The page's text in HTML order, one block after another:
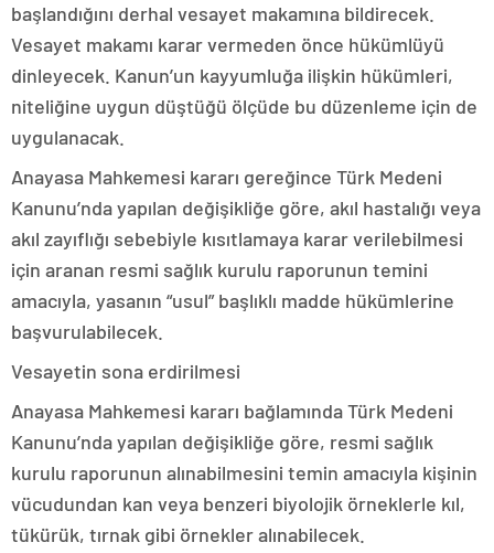
başlandığını derhal vesayet makamına bildirecek.
Vesayet makamı karar vermeden önce hükümlüyü
dinleyecek. Kanun’un kayyumluğa ilişkin hükümleri,
niteliğine uygun düştüğü ölçüde bu düzenleme için de
uygulanacak.
Anayasa Mahkemesi kararı gereğince Türk Medeni
Kanunu’nda yapılan değişikliğe göre, akıl hastalığı veya
akıl zayıflığı sebebiyle kısıtlamaya karar verilebilmesi
için aranan resmi sağlık kurulu raporunun temini
amacıyla, yasanın “usul” başlıklı madde hükümlerine
başvurulabilecek.
Vesayetin sona erdirilmesi
Anayasa Mahkemesi kararı bağlamında Türk Medeni
Kanunu’nda yapılan değişikliğe göre, resmi sağlık
kurulu raporunun alınabilmesini temin amacıyla kişinin
vücudundan kan veya benzeri biyolojik örneklerle kıl,
tükürük, tırnak gibi örnekler alınabilecek.